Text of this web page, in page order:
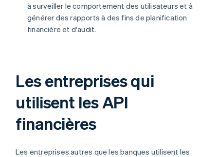
à surveiller le comportement des utilisateurs et à
générer des rapports à des fins de planification
financière et d'audit.
Les entreprises qui
utilisent les API
financières
Les entreprises autres que les banques utilisent les